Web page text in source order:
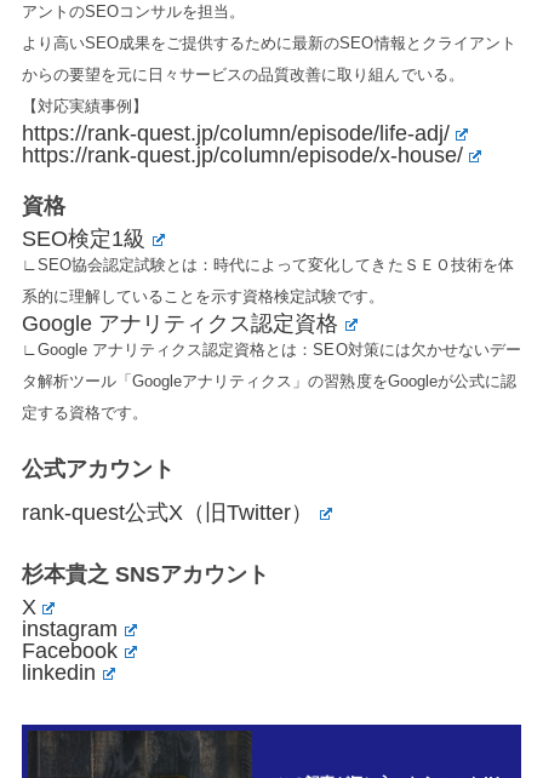
アントのSEOコンサルを担当。
より高いSEO成果をご提供するために最新のSEO情報とクライアント
からの要望を元に日々サービスの品質改善に取り組んでいる。
【対応実績事例】
https://rank-quest.jp/column/episode/life-adj/
https://rank-quest.jp/column/episode/x-house/
資格
SEO検定1級
∟SEO協会認定試験とは：時代によって変化してきたＳＥＯ技術を体
系的に理解していることを示す資格検定試験です。
Google アナリティクス認定資格
∟Google アナリティクス認定資格とは：SEO対策には欠かせないデー
タ解析ツール「Googleアナリティクス」の習熟度をGoogleが公式に認
定する資格です。
公式アカウント
rank-quest公式X（旧Twitter）
杉本貴之 SNSアカウント
X
instagram
Facebook
linkedin